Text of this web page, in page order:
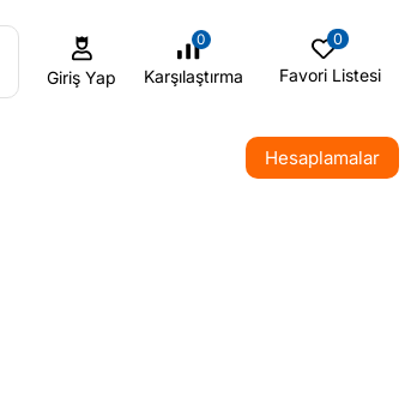
Giriş Yap
0
Karşılaştırma
0
Favori Listesi
Hesaplamalar